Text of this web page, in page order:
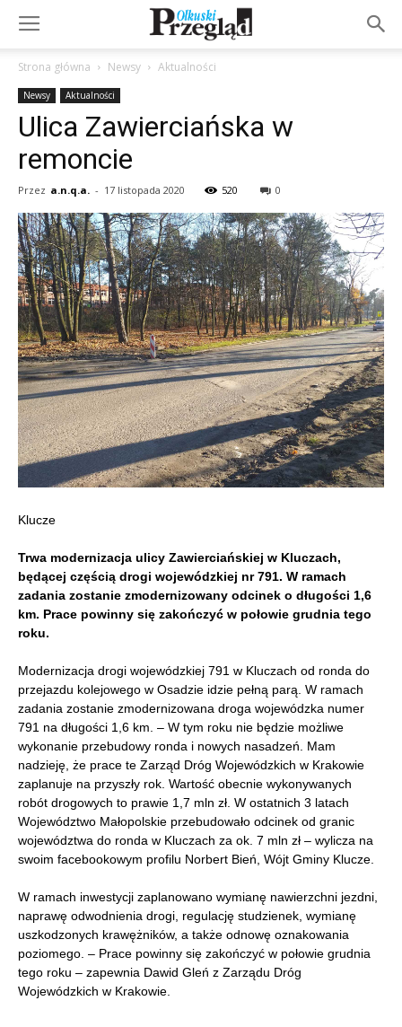
Strona główna Newsy Aktualności
Newsy Aktualności
Ulica Zawierciańska w
remoncie
Przez a.n.q.a. - 17 listopada 2020 520 0
Klucze
Trwa modernizacja ulicy Zawierciańskiej w Kluczach,
będącej częścią drogi wojewódzkiej nr 791. W ramach
zadania zostanie zmodernizowany odcinek o długości 1,6
km. Prace powinny się zakończyć w połowie grudnia tego
roku.
Modernizacja drogi wojewódzkiej 791 w Kluczach od ronda do
przejazdu kolejowego w Osadzie idzie pełną parą. W ramach
zadania zostanie zmodernizowana droga wojewódzka numer
791 na długości 1,6 km. – W tym roku nie będzie możliwe
wykonanie przebudowy ronda i nowych nasadzeń. Mam
nadzieję, że prace te Zarząd Dróg Wojewódzkich w Krakowie
zaplanuje na przyszły rok. Wartość obecnie wykonywanych
robót drogowych to prawie 1,7 mln zł. W ostatnich 3 latach
Województwo Małopolskie przebudowało odcinek od granic
województwa do ronda w Kluczach za ok. 7 mln zł – wylicza na
swoim facebookowym profilu Norbert Bień, Wójt Gminy Klucze.
W ramach inwestycji zaplanowano wymianę nawierzchni jezdni,
naprawę odwodnienia drogi, regulację studzienek, wymianę
uszkodzonych krawężników, a także odnowę oznakowania
poziomego. – Prace powinny się zakończyć w połowie grudnia
tego roku – zapewnia Dawid Gleń z Zarządu Dróg
Wojewódzkich w Krakowie.